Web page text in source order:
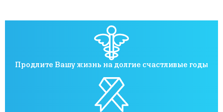
Продлите Вашу жизнь на долгие счастливые годы